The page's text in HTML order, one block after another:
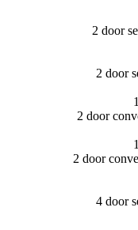
2 door
2 door
2 door
2 door
4 door